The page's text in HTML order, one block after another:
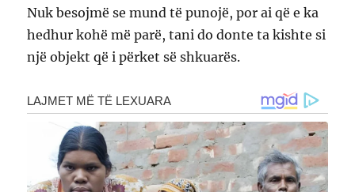
Nuk besojmë se mund të punojë, por ai që e ka
hedhur kohë më parë, tani do donte ta kishte si
një objekt që i përket së shkuarës.